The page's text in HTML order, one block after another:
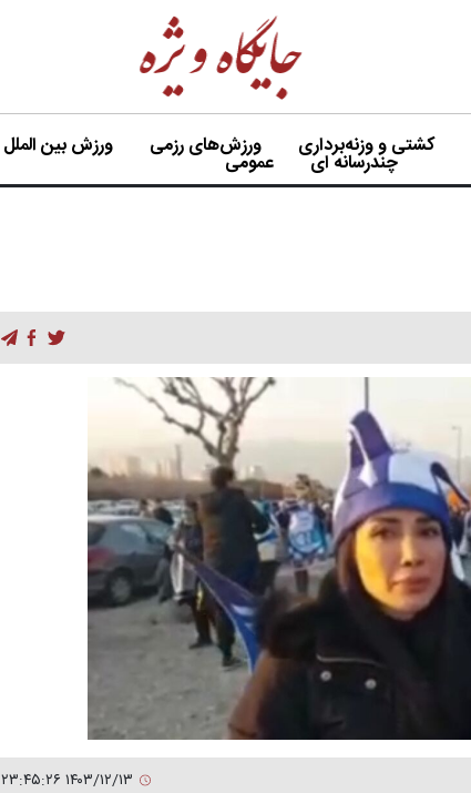
کشتی و وزنه‌برداری ورزش‌های رزمی ورزش بین الملل
چندرسانه ای عمومی